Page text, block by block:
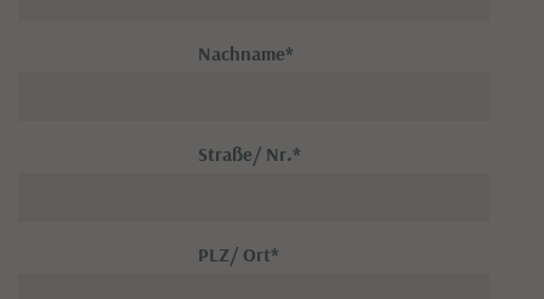
Nachname*
Straße/ Nr.*
PLZ/ Ort*